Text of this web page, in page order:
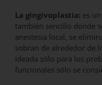
La gingivoplastia: es
también sencillo donde
anestesia local, se
sobran de alrededor de
ideada sólo para los
funcionales sólo se